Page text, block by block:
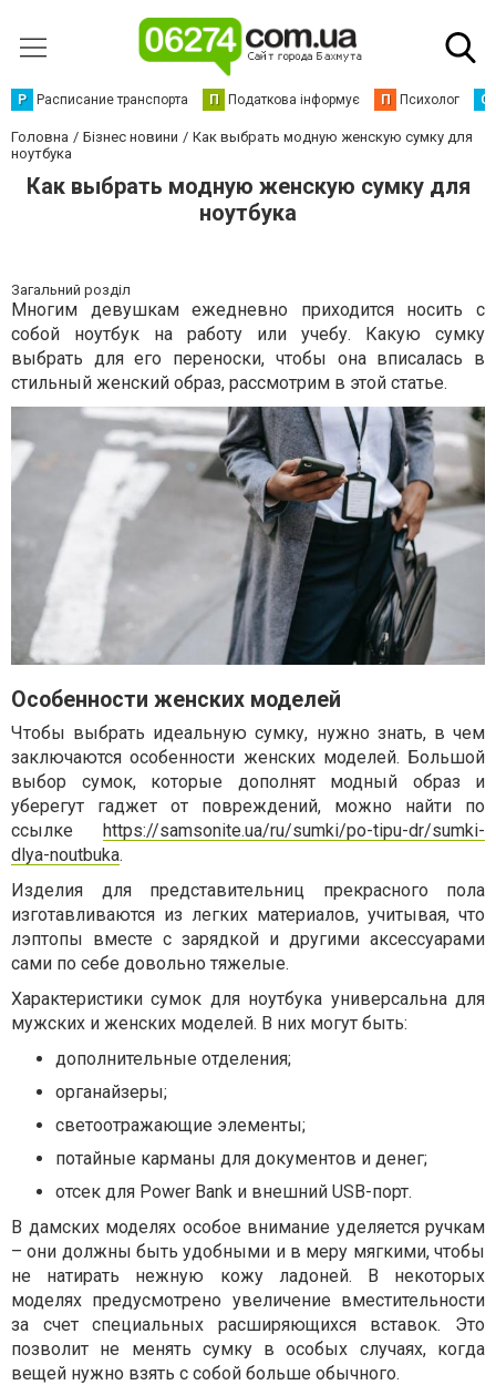
Р Расписание транспорта П Податкова інформує П Психолог С
Головна Бізнес новини
Как выбрать модную женскую сумку для
ноутбука
Как выбрать модную женскую сумку для
ноутбука
Загальний розділ
Многим девушкам ежедневно приходится носить с
собой ноутбук на работу или учебу. Какую сумку
выбрать для его переноски, чтобы она вписалась в
стильный женский образ, рассмотрим в этой статье.
Особенности женских моделей
Чтобы выбрать идеальную сумку, нужно знать, в чем
заключаются особенности женских моделей. Большой
выбор сумок, которые дополнят модный образ и
уберегут гаджет от повреждений, можно найти по
ссылке https://samsonite.ua/ru/sumki/po-tipu-dr/sumki-
dlya-noutbuka.
Изделия для представительниц прекрасного пола
изготавливаются из легких материалов, учитывая, что
лэптопы вместе с зарядкой и другими аксессуарами
сами по себе довольно тяжелые.
Характеристики сумок для ноутбука универсальна для
мужских и женских моделей. В них могут быть:
дополнительные отделения;
органайзеры;
светоотражающие элементы;
потайные карманы для документов и денег;
отсек для Power Bank и внешний USB-порт.
В дамских моделях особое внимание уделяется ручкам
– они должны быть удобными и в меру мягкими, чтобы
не натирать нежную кожу ладоней. В некоторых
моделях предусмотрено увеличение вместительности
за счет специальных расширяющихся вставок. Это
позволит не менять сумку в особых случаях, когда
вещей нужно взять с собой больше обычного.